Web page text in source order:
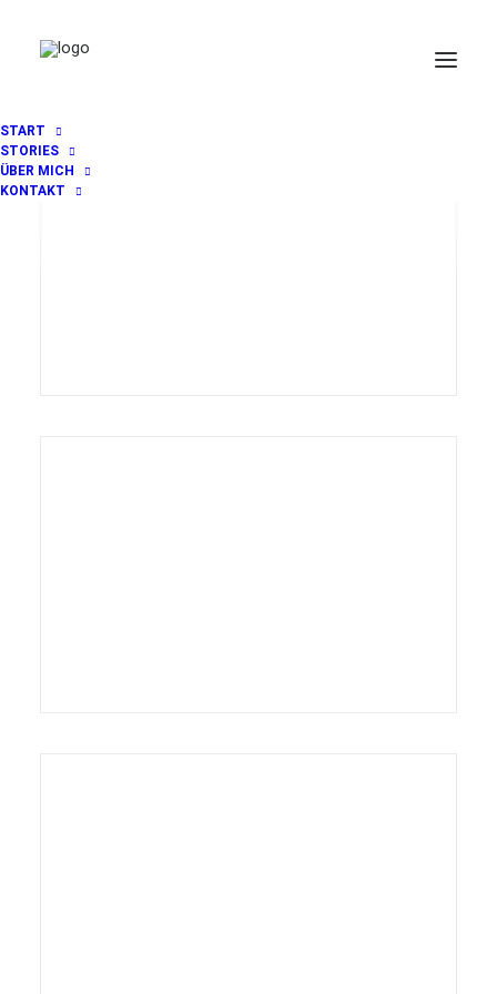
START
STORIES
ÜBER MICH
KONTAKT